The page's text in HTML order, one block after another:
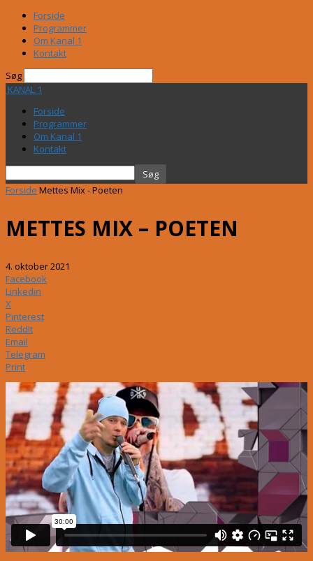
Forside
Programmer
Om Kanal 1
Kontakt
Søg
KANAL 1
Forside
Programmer
Om Kanal 1
Kontakt
Forside Mettes Mix - Poeten
METTES MIX – POETEN
4. oktober 2021
Facebook
Linkedin
X
Pinterest
ReddIt
Email
Telegram
Print